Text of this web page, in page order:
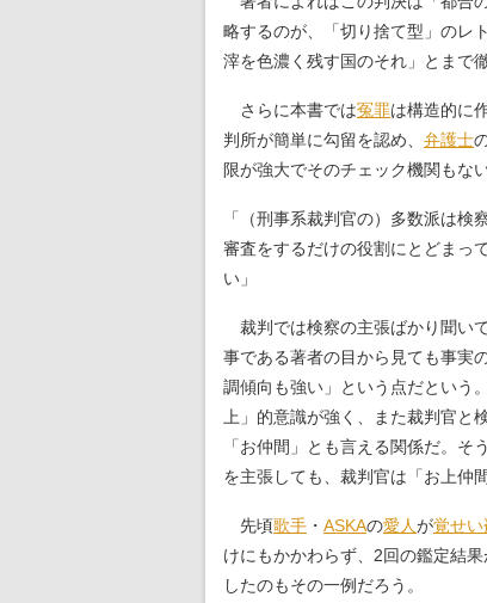
略するのが、「切り捨て型」のレ
滓を色濃く残す国のそれ」とまで
さらに本書では冤罪は構造的に
判所が簡単に勾留を認め、 弁護士
限が強大でそのチェック機関もな
「（刑事系裁判官の）多数派は検
審査をするだけの役割にとどまっ
い」
裁判では検察の主張ばかり聞い
事である著者の目から見ても事実
調傾向も強い」という点だという
上」的意識が強く、また裁判官
「お仲間」とも言える関係だ。
を主張しても、裁判官は「お上仲
先頃歌手 ・ ASKAの愛人が覚せい
けにもかかわらず、2回の鑑定結
したのもその一例だろう。